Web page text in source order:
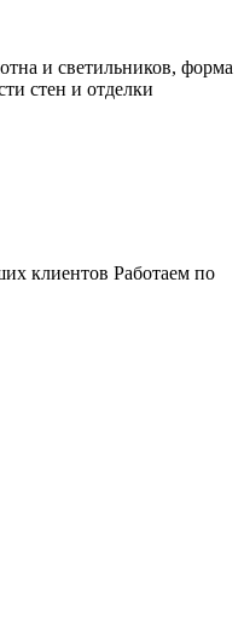
и светильников, форма
стен и отделки
клиентов Работаем по